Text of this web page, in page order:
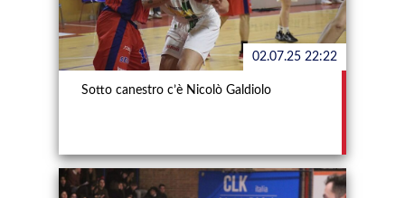
02.07.25 22:22
Sotto canestro c’è Nicolò Galdiolo